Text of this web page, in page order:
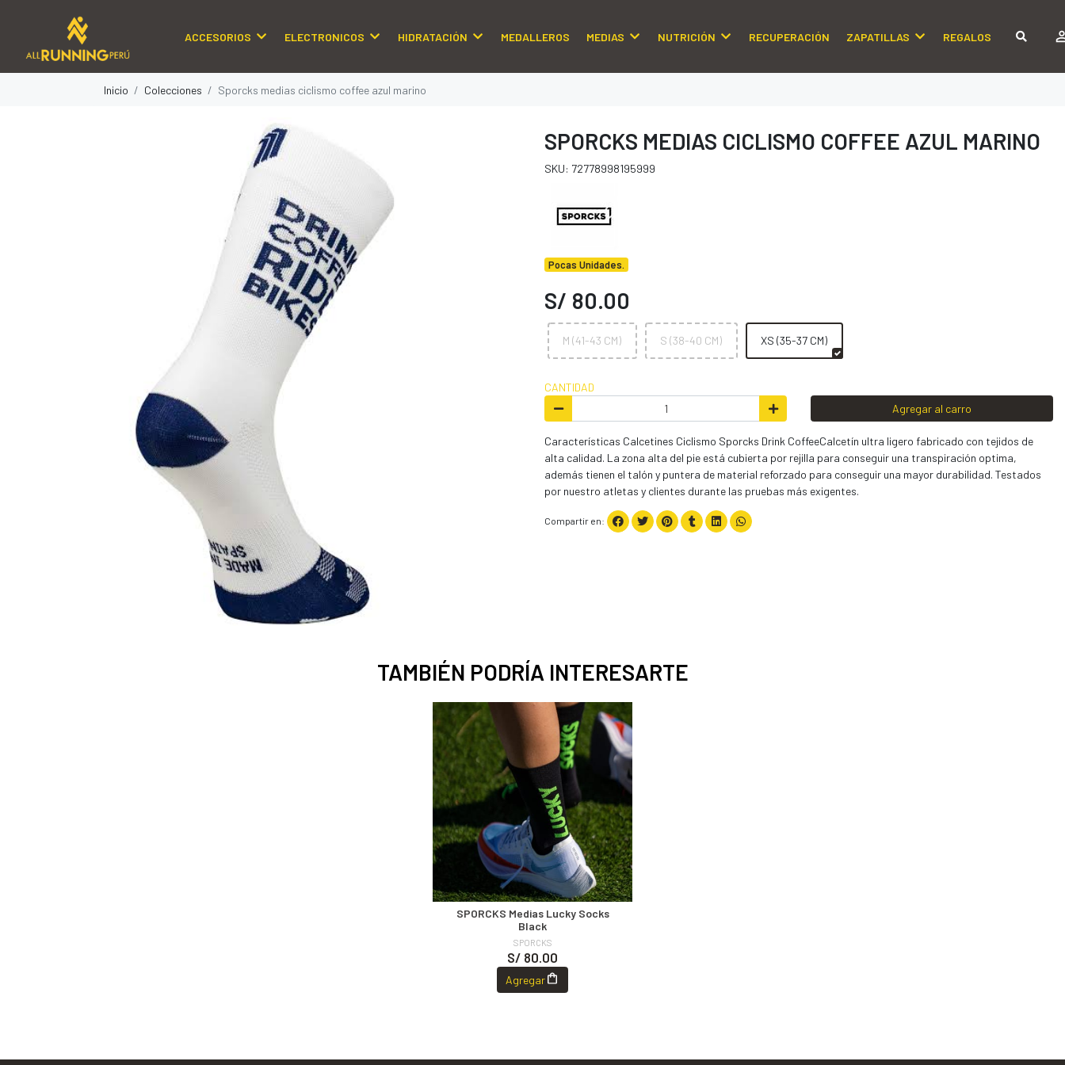
ACCESORIOS ELECTRONICOS HIDRATACIÓN MEDALLEROS MEDIAS NUTRICIÓN RECUPERACIÓN ZAPATILLAS REGALOS
Inicio Colecciones Sporcks medias ciclismo coffee azul marino
SPORCKS MEDIAS CICLISMO COFFEE AZUL MARINO
SKU: 72778998195999
Pocas Unidades.
S/ 80.00
M (41-43 CM) S (38-40 CM) XS (35-37 CM)
CANTIDAD
Agregar al carro
Características Calcetines Ciclismo Sporcks Drink CoffeeCalcetín ultra ligero fabricado con tejidos de
alta calidad. La zona alta del pie está cubierta por rejilla para conseguir una transpiración optima,
además tienen el talón y puntera de material reforzado para conseguir una mayor durabilidad. Testados
por nuestro atletas y clientes durante las pruebas más exigentes.
Compartir en:
TAMBIÉN PODRÍA INTERESARTE
SPORCKS Medias Lucky Socks
Black
SPORCKS
S/ 80.00
Agregar